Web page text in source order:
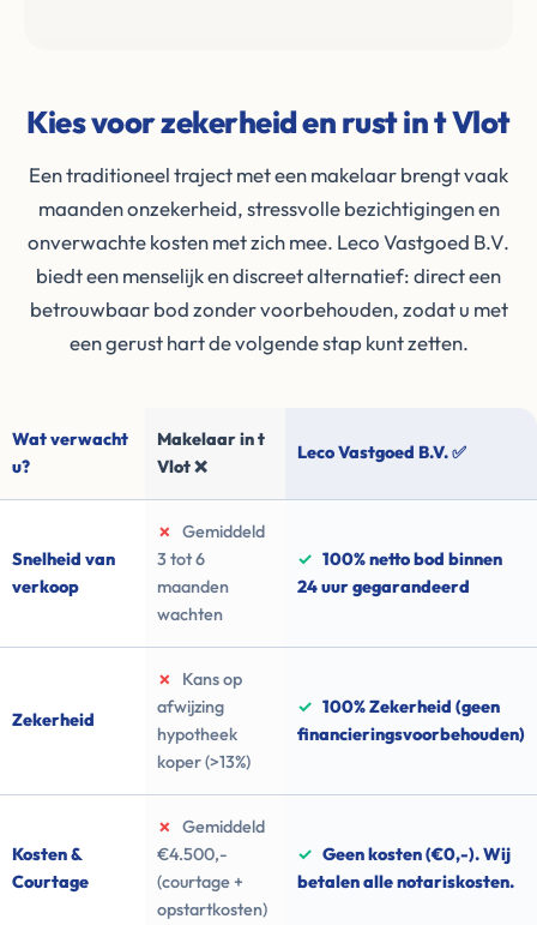
Kies voor zekerheid en rust in t Vlot
Een traditioneel traject met een makelaar brengt vaak
maanden onzekerheid, stressvolle bezichtigingen en
onverwachte kosten met zich mee. Leco Vastgoed B.V.
biedt een menselijk en discreet alternatief: direct een
betrouwbaar bod zonder voorbehouden, zodat u met
een gerust hart de volgende stap kunt zetten.
Wat verwacht
u?
Makelaar in t
Vlot ❌
Leco Vastgoed B.V. ✅
Snelheid van
verkoop
✗
Gemiddeld
3 tot 6
maanden
wachten
✓ 100% netto bod binnen
24 uur gegarandeerd
Zekerheid
✗
Kans op
afwijzing
hypotheek
koper (>13%)
✓ 100% Zekerheid (geen
financieringsvoorbehouden)
Kosten &
Courtage
✗
Gemiddeld
€4.500,-
(courtage +
opstartkosten)
✓ Geen kosten (€0,-). Wij
betalen alle notariskosten.